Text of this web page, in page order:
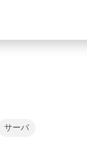
サーバ